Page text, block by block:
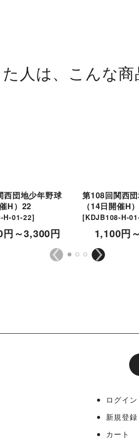
人は、こんな
西団地少年野球
H）22
H-01-22]
円 ～3,300円
第108回関西
（14日開催H
[KDJB108-H-
1,100円
ログイン
新規登録
カート